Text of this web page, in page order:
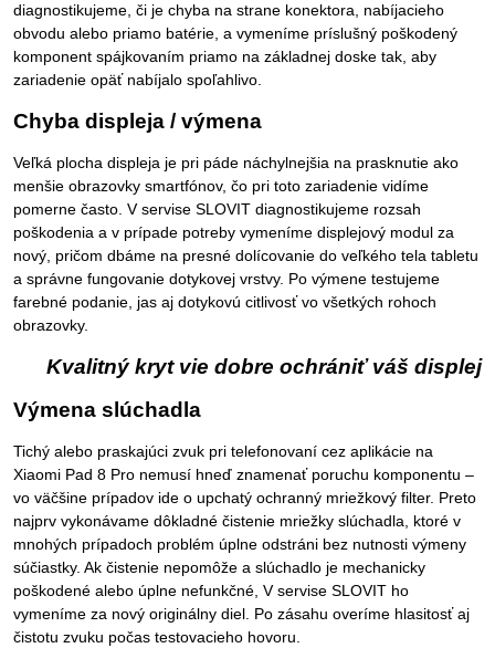
diagnostikujeme, či je chyba na strane konektora, nabíjacieho
obvodu alebo priamo batérie, a vymeníme príslušný poškodený
komponent spájkovaním priamo na základnej doske tak, aby
zariadenie opäť nabíjalo spoľahlivo.
Chyba displeja / výmena
Veľká plocha displeja je pri páde náchylnejšia na prasknutie ako
menšie obrazovky smartfónov, čo pri toto zariadenie vidíme
pomerne často. V servise SLOVIT diagnostikujeme rozsah
poškodenia a v prípade potreby vymeníme displejový modul za
nový, pričom dbáme na presné dolícovanie do veľkého tela tabletu
a správne fungovanie dotykovej vrstvy. Po výmene testujeme
farebné podanie, jas aj dotykovú citlivosť vo všetkých rohoch
obrazovky.
Kvalitný kryt vie dobre ochrániť váš displej
Výmena slúchadla
Tichý alebo praskajúci zvuk pri telefonovaní cez aplikácie na
Xiaomi Pad 8 Pro nemusí hneď znamenať poruchu komponentu –
vo väčšine prípadov ide o upchatý ochranný mriežkový filter. Preto
najprv vykonávame dôkladné čistenie mriežky slúchadla, ktoré v
mnohých prípadoch problém úplne odstráni bez nutnosti výmeny
súčiastky. Ak čistenie nepomôže a slúchadlo je mechanicky
poškodené alebo úplne nefunkčné, V servise SLOVIT ho
vymeníme za nový originálny diel. Po zásahu overíme hlasitosť aj
čistotu zvuku počas testovacieho hovoru.